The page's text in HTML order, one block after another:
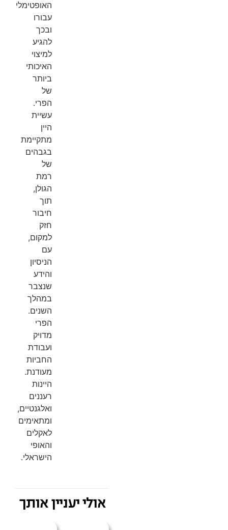
האופטימלי
עבורו
ובכך
להגיע
למיצוי
האיכותי
ביותר
של
הפרי.
עשיית
היין
מתקיימת
בגבהים
של
רמת
הגולן,
תוך
חיבור
חזק
למקום,
עם
הניסיון
והידע
שנצבר
במהלך
השנים.
הפרי
מדויק
ועבודת
החביות
מעודנת.
היינות
רעננים
ואלגנטיים,
ומתאימים
לאקלים
והאופי
הישראלי.
אולי יעניין אותך